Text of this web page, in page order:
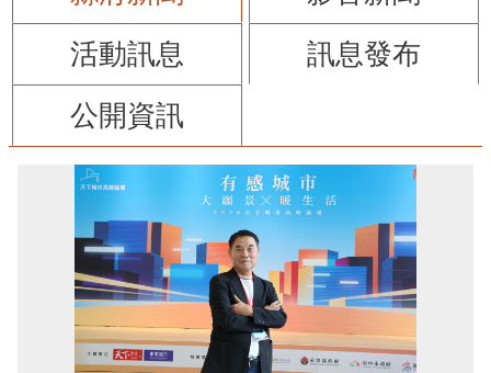
活動訊息
訊息發布
公開資訊